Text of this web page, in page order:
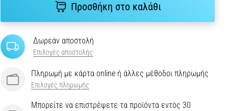
Προσθήκη στο καλάθι
Δωρεάν αποστολή
Επιλογές αποστολής
Πληρωμή με κάρτα online ή άλλες μέθοδοι πληρωμής
Επιλογές πληρωμής
Μπορείτε να επιστρέψετε τα προϊόντα εντός 30